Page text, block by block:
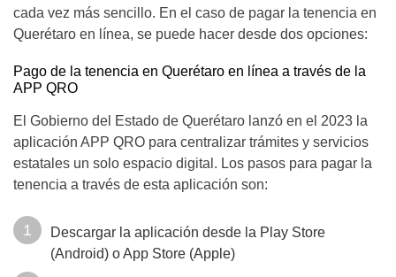
cada vez más sencillo. En el caso de pagar la tenencia en
Querétaro en línea, se puede hacer desde dos opciones:
Pago de la tenencia en Querétaro en línea a través de la
APP QRO
El Gobierno del Estado de Querétaro lanzó en el 2023 la
aplicación APP QRO para centralizar trámites y servicios
estatales un solo espacio digital. Los pasos para pagar la
tenencia a través de esta aplicación son:
Descargar la aplicación desde la Play Store
(Android) o App Store (Apple)